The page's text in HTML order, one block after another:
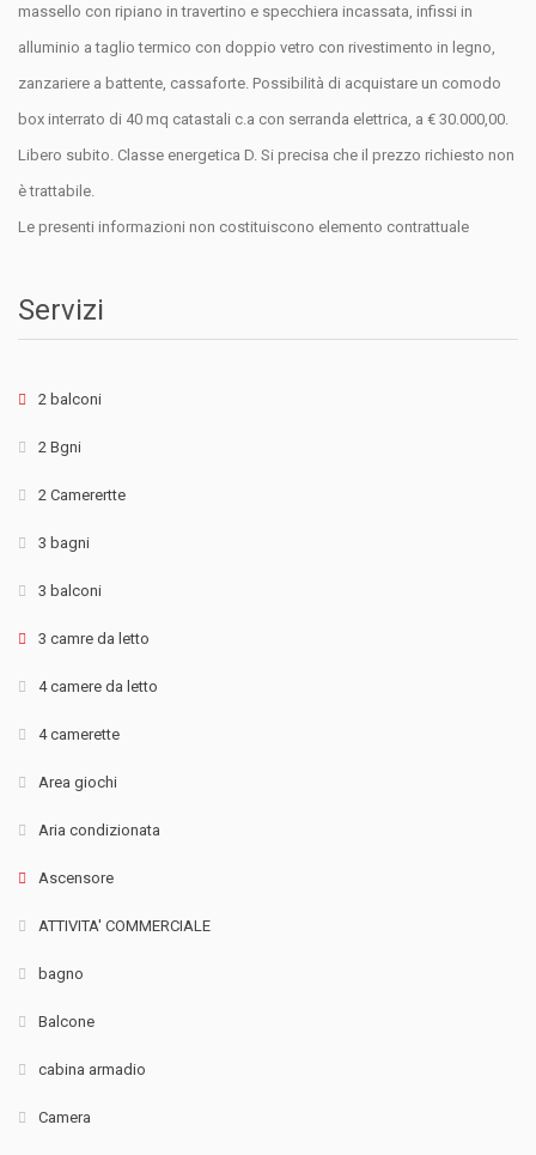
massello con ripiano in travertino e specchiera incassata, infissi in
alluminio a taglio termico con doppio vetro con rivestimento in legno,
zanzariere a battente, cassaforte. Possibilità di acquistare un comodo
box interrato di 40 mq catastali c.a con serranda elettrica, a € 30.000,00.
Libero subito. Classe energetica D. Si precisa che il prezzo richiesto non
è trattabile.
Le presenti informazioni non costituiscono elemento contrattuale
Servizi
2 balconi
2 Bgni
2 Camerertte
3 bagni
3 balconi
3 camre da letto
4 camere da letto
4 camerette
Area giochi
Aria condizionata
Ascensore
ATTIVITA' COMMERCIALE
bagno
Balcone
cabina armadio
Camera